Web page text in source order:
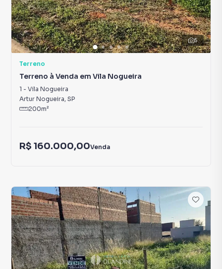
5
Terreno
Terreno à Venda em Vila Nogueira
1 - Vila Nogueira
Artur Nogueira, SP
200m²
R$ 160.000,00Venda